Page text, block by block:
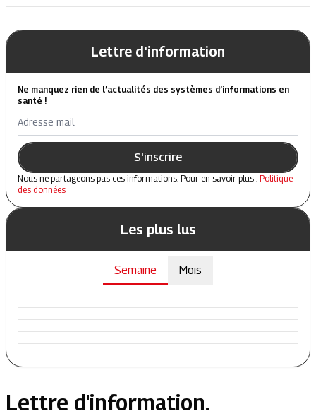
Lettre d'information
Ne manquez rien de l’actualités des systèmes d’informations en
santé !
Adresse mail
S'inscrire
Nous ne partageons pas ces informations. Pour en savoir plus : Politique
des données
Les plus lus
Semaine Mois
Lettre d'information.